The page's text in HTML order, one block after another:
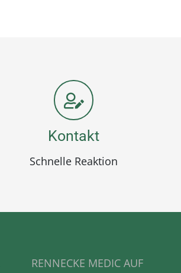
Kontakt
Schnelle Reaktion
RENNECKE MEDIC AUF